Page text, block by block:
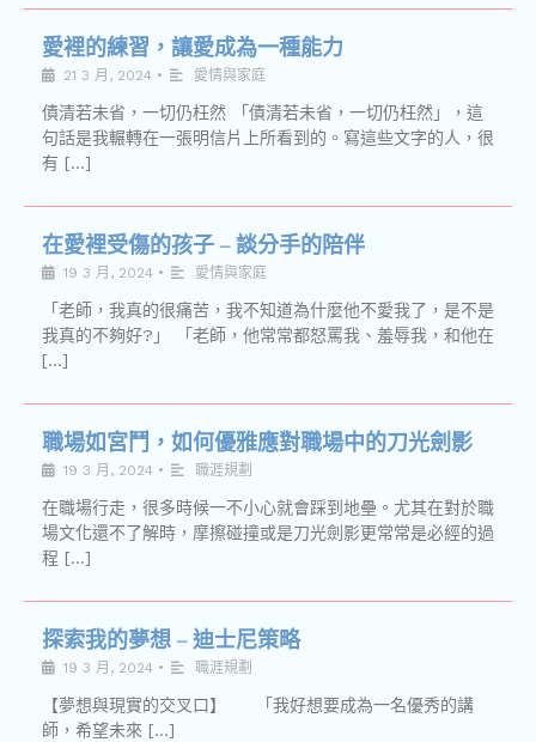
愛裡的練習，讓愛成為一種能力
21 3 月, 2024 • 愛情與家庭
債清若未省，一切仍枉然 「債清若未省，一切仍枉然」，這
句話是我輾轉在一張明信片上所看到的。寫這些文字的人，很
有 […]
在愛裡受傷的孩子 – 談分手的陪伴
19 3 月, 2024 • 愛情與家庭
「老師，我真的很痛苦，我不知道為什麼他不愛我了，是不是
我真的不夠好?」 「老師，他常常都怒罵我、羞辱我，和他在
[…]
職場如宮鬥，如何優雅應對職場中的刀光劍影
19 3 月, 2024 • 職涯規劃
在職場行走，很多時候一不小心就會踩到地壘。尤其在對於職
場文化還不了解時，摩擦碰撞或是刀光劍影更常常是必經的過
程 […]
探索我的夢想 – 迪士尼策略
19 3 月, 2024 • 職涯規劃
【夢想與現實的交叉口】 「我好想要成為一名優秀的講
師，希望未來 […]